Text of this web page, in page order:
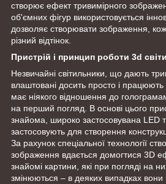
створює ефект тривимірного
об'ємних фігур використовується
дозволяє створювати зображення,
різний відтінок.
Пристрій і принцип роботи 3d
Незвичайні світильники, що дають
влаштовані досить просто і
має ніякого відношення до
на перший погляд. В основі цього
знайома, широко застосовувана LED
застосовують для створення
За рахунок спеціальної технології
зображення вдається домогтися 3D
знайомі картини, які при погляді на
змінюються – в деяких випадках